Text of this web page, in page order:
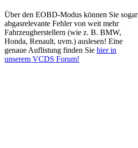
Über den EOBD-Modus können Sie sogar
abgasrelevante Fehler von weit mehr
Fahrzeugherstellern (wie z. B. BMW,
Honda, Renault, uvm.) auslesen! Eine
genaue Auflistung finden Sie hier in
unserem VCDS Forum!